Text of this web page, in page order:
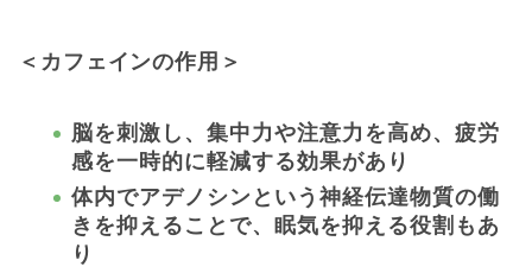
＜カフェインの作用＞
脳を刺激し、集中力や注意力を高め、疲労
感を一時的に軽減する効果があり
体内でアデノシンという神経伝達物質の働
きを抑えることで、眠気を抑える役割もあ
り